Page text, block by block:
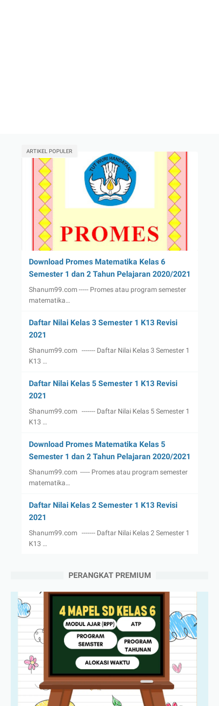
ARTIKEL POPULER
Download Promes Matematika Kelas 6
Semester 1 dan 2 Tahun Pelajaran 2020/2021
Shanum99.com ----- Promes atau program semester
matematika…
Daftar Nilai Kelas 3 Semester 1 K13 Revisi
2021
Shanum99.com ------- Daftar Nilai Kelas 3 Semester 1
K13 …
Daftar Nilai Kelas 5 Semester 1 K13 Revisi
2021
Shanum99.com ------- Daftar Nilai Kelas 5 Semester 1
K13 …
Download Promes Matematika Kelas 5
Semester 1 dan 2 Tahun Pelajaran 2020/2021
Shanum99.com ----- Promes atau program semester
matematika…
Daftar Nilai Kelas 2 Semester 1 K13 Revisi
2021
Shanum99.com ------- Daftar Nilai Kelas 2 Semester 1
K13 …
PERANGKAT PREMIUM